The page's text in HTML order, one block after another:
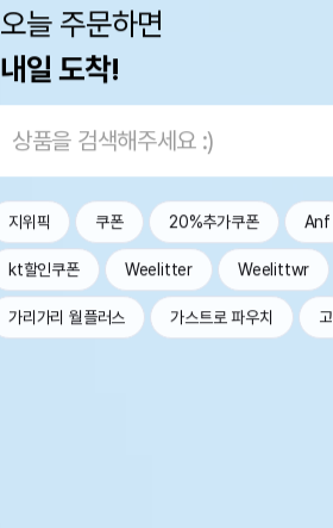
오늘 주문하면
내일 도착!
지위픽 쿠폰 20%추가쿠폰 Anf
kt할인쿠폰 Weelitter Weelittwr
가리가리 월플러스 가스트로 파우치 고